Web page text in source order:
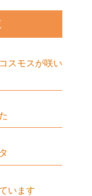
スモスが咲い
います